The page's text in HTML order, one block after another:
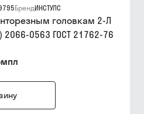
БрендИНСТУЛС
головкам 2-Л
2066-0563 ГОСТ 21762-76